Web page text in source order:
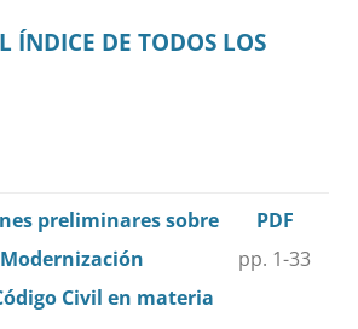
ÍNDICE DE TODOS LOS
preliminares sobre
Civil en materia
PDF
pp. 1-33